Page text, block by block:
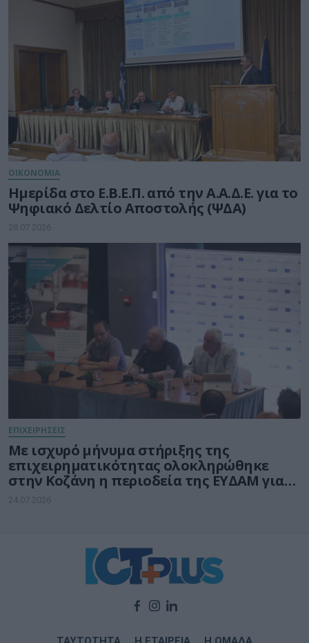
ΟΙΚΟΝΟΜΙΑ
Ημερίδα στο Ε.Β.Ε.Π. από την Α.Α.Δ.Ε. για το
Ψηφιακό Δελτίο Αποστολής (ΨΔΑ)
28.07.2026
ΕΠΙΧΕΙΡΗΣΕΙΣ
Με ισχυρό μήνυμα στήριξης της
επιχειρηματικότητας ολοκληρώθηκε
στην Κοζάνη η περιοδεία της ΕΥΔΑΜ για
τις νέες δράσεις ύψους 140 εκατ. ευρώ
24.07.2026